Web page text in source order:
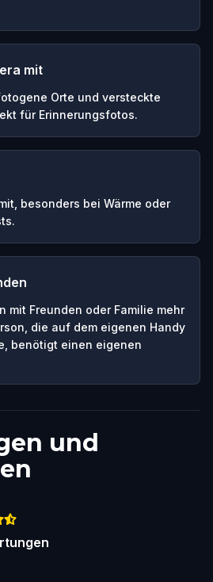
mit
Orte und versteckte
für Erinnerungsfotos.
besonders bei Wärme oder
mit Freunden oder Familie mehr
die auf dem eigenen Handy
benötigt einen eigenen
und